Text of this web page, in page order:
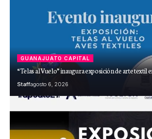
GUANAJUATO CAPITAL
“Telas al Vuelo” inaugura exposición de arte textil
Staffagosto 6, 2026